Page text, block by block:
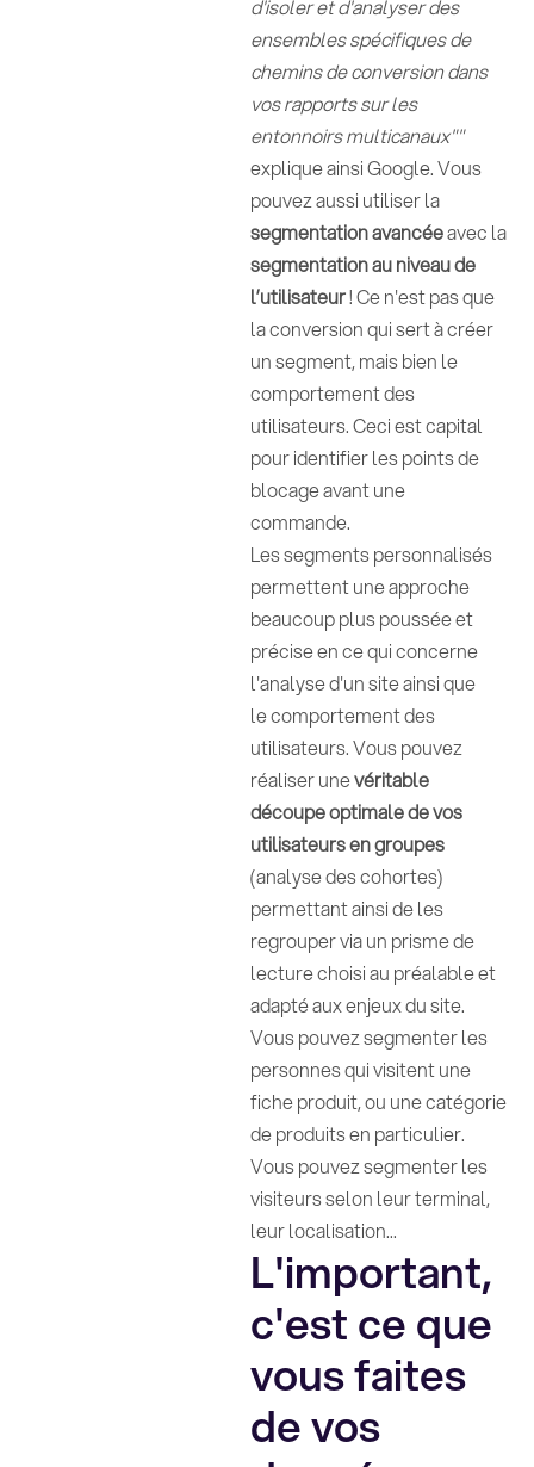
d'isoler et d'analyser des
ensembles spécifiques de
chemins de conversion dans
vos rapports sur les
entonnoirs multicanaux""
explique ainsi Google. Vous
pouvez aussi utiliser la
segmentation avancéeavec la
segmentation au niveau de
l’utilisateur! Ce n'est pas que
la conversion qui sert à créer
un segment, mais bien le
comportement des
utilisateurs. Ceci est capital
pour identifier les points de
blocage avant une
commande.
Les segments personnalisés
permettent une approche
beaucoup plus poussée et
précise en ce qui concerne
l'analyse d'un site ainsi que
le comportement des
utilisateurs. Vous pouvez
réaliser unevéritable
découpe optimale de vos
utilisateurs en groupes
(analyse des cohortes)
permettant ainsi de les
regrouper via un prisme de
lecture choisi au préalable et
adapté aux enjeux du site.
Vous pouvez segmenter les
personnes qui visitent une
fiche produit, ou une catégorie
de produits en particulier.
Vous pouvez segmenter les
visiteurs selon leur terminal,
leur localisation...
L'important,
c'est ce que
vous faites
de vos